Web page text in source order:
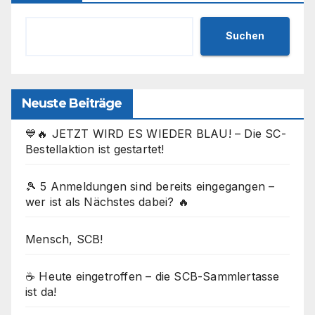
Suchen
Neuste Beiträge
💙🔥 JETZT WIRD ES WIEDER BLAU! – Die SC-
Bestellaktion ist gestartet!
🎾 5 Anmeldungen sind bereits eingegangen –
wer ist als Nächstes dabei? 🔥
Mensch, SCB!
☕ Heute eingetroffen – die SCB-Sammlertasse
ist da!